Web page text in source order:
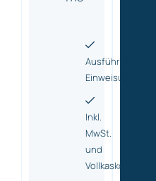
Ausführliche
Einweisung
Inkl.
MwSt.
und
Vollkasko